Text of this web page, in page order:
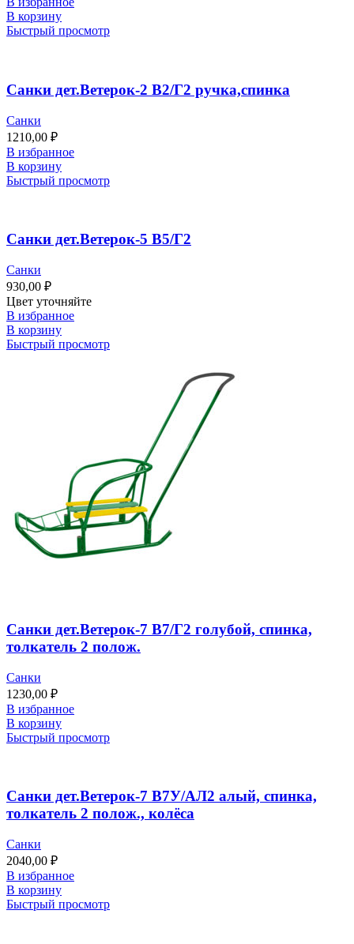
В корзину
Быстрый просмотр
Санки дет.Ветерок-2 В2/Г2 ручка,спинка
Санки
1210,00 ₽
В избранное
В корзину
Быстрый просмотр
Санки дет.Ветерок-5 В5/Г2
Санки
930,00 ₽
Цвет уточняйте
В избранное
В корзину
Быстрый просмотр
Санки дет.Ветерок-7 В7/Г2 голубой, спинка,
толкатель 2 полож.
Санки
1230,00 ₽
В избранное
В корзину
Быстрый просмотр
Санки дет.Ветерок-7 В7У/АЛ2 алый, спинка,
толкатель 2 полож., колёса
Санки
2040,00 ₽
В избранное
В корзину
Быстрый просмотр